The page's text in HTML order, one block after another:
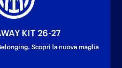
PERLA
KIT 26-27
Scopri la nuova maglia